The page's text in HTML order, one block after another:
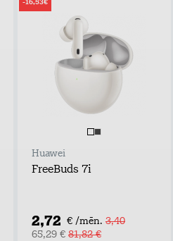
-16,53€
Huawei
FreeBuds 7i
2,72 € /mēn. 3,40
65,29 € 81,82 €